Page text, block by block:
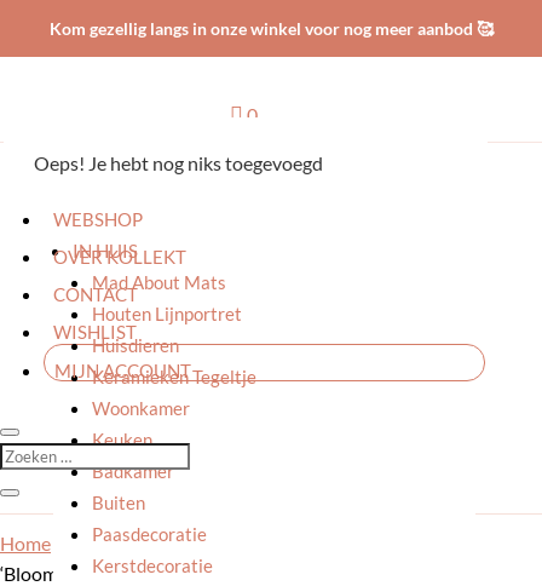
Kom gezellig langs in onze winkel voor nog meer aanbod 🥰
 0
Oeps! Je hebt nog niks toegevoegd
HOME
WEBSHOP
IN HUIS
Mad About Mats
Houten Lijnportret
Huisdieren
Keramieken Tegeltje
Woonkamer
Keuken
Badkamer
Buiten
Paasdecoratie
Kerstdecoratie
OVER KOLLEKT
CONTACT
WISHLIST
MIJN ACCOUNT
Home Winkel/Thema's
‘Blooming life’